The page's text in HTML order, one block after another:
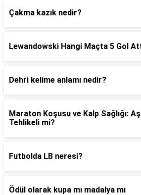
Çakma kazık nedir?
Lewandowski Hangi Maçta 5 Gol
Dehri kelime anlamı nedir?
Maraton Koşusu ve Kalp Sağlığı:
Tehlikeli mi?
Futbolda LB neresi?
Ödül olarak kupa mı madalya mı